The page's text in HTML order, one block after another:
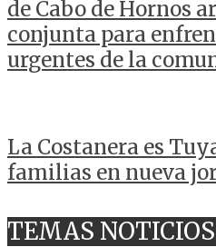
de Cabo de Hornos
conjunta para
urgentes de la
La Costanera es
familias en nueva
TEMAS